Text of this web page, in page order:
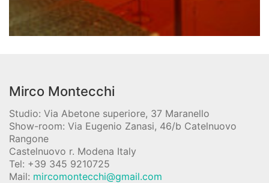
Mirco Montecchi
Studio: Via Abetone superiore, 37 Maranello
Show-room: Via Eugenio Zanasi, 46/b Catelnuovo
Rangone
Castelnuovo r. Modena Italy
Tel: +39 345 9210725
Mail: mircomontecchi@gmail.com